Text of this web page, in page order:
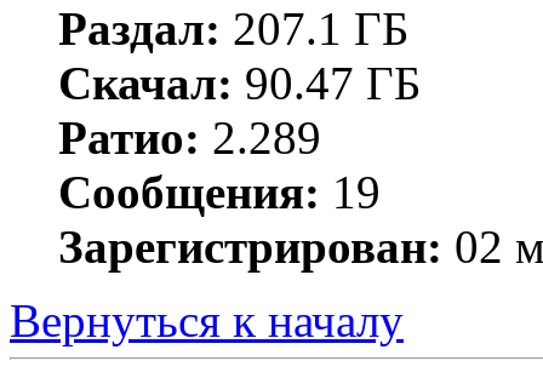
Раздал: 207.1 ГБ
Скачал: 90.47 ГБ
Ратио: 2.289
Сообщения: 19
Зарегистрирован: 02
Вернуться к началу